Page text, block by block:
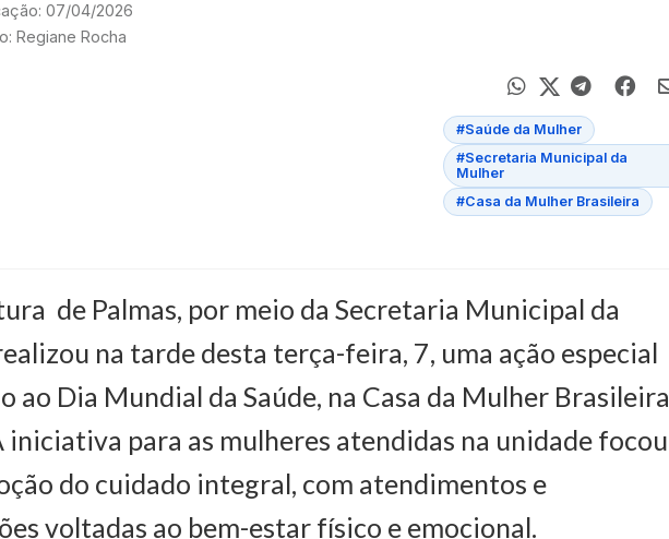
07/04/2026
Regiane Rocha
#Saúde da Mulher
#Secretaria Municipal da
Mulher
#Casa da Mulher Brasileira
de Palmas, por meio da Secretaria Municipal da
na tarde desta terça-feira, 7, uma ação especial
ao Dia Mundial da Saúde, na Casa da Mulher Brasileira
iniciativa para as mulheres atendidas na unidade focou
do cuidado integral, com atendimentos e
voltadas ao bem-estar físico e emocional.